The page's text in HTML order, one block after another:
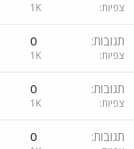
צפיות 1K
תגובות 0
צפיות 1K
תגובות 0
צפיות 1K
תגובות 0